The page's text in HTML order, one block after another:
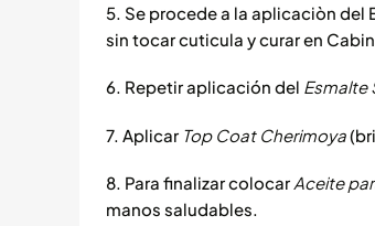
5. Se procede a la aplicaciòn del
sin tocar cuticula y curar en
6. Repetir aplicación del Esmalte
7. Aplicar Top Coat Cherimoya
8. Para finalizar colocar Aceite
manos saludables.